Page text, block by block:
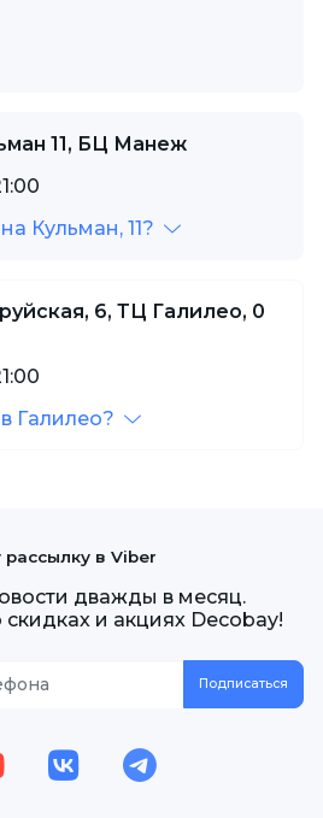
11, БЦ Манеж
Кульман, 11?
6, ТЦ Галилео, 0
Галилео?
в Viber
дважды в месяц.
и акциях Decobay!